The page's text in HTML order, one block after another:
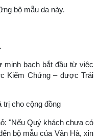
bộ mẫu da này.
bạch bắt đầu từ việc
Kiểm Chứng – được Trải
trị cho cộng đồng
"Nếu Quý khách chưa có
bộ mẫu của Vân Hà, xin